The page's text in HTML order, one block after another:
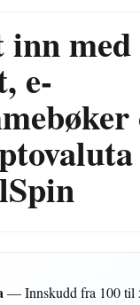
inn med
e-
— Innskudd fra 100 til